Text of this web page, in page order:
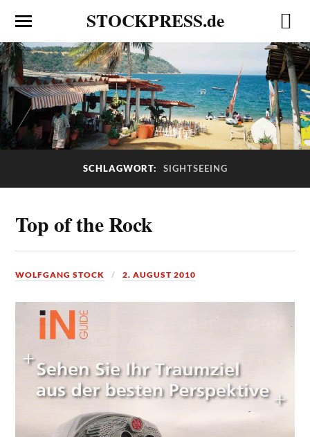
STOCKPRESS.de
SCHLAGWORT: SIGHTSEEING
Top of the Rock
WOLFGANG STOCK 2. AUGUST 2010